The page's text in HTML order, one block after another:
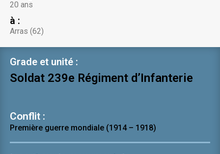
20 ans
à :
Arras (62)
Grade et unité :
Soldat 239e Régiment d’Infanterie
Conflit :
Première guerre mondiale (1914 – 1918)